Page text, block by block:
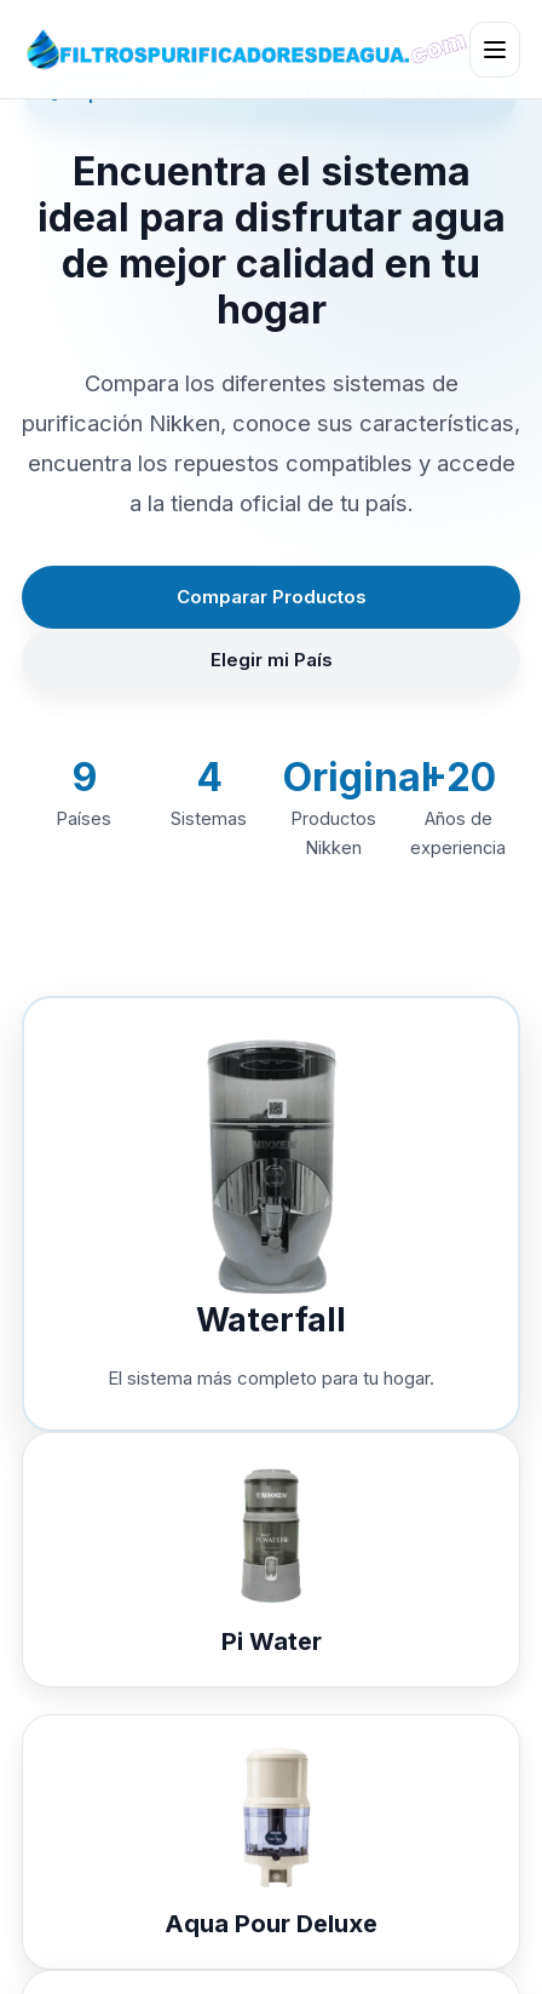
Encuentra el sistema
ideal para disfrutar agua
de mejor calidad en tu
hogar
Compara los diferentes sistemas de
purificación Nikken, conoce sus características,
encuentra los repuestos compatibles y accede
a la tienda oficial de tu país.
Comparar Productos
Elegir mi País
9
Países
4
Sistemas
Original
Productos
Nikken
+20
Años de
experiencia
Waterfall
El sistema más completo para tu hogar.
Pi Water
Aqua Pour Deluxe